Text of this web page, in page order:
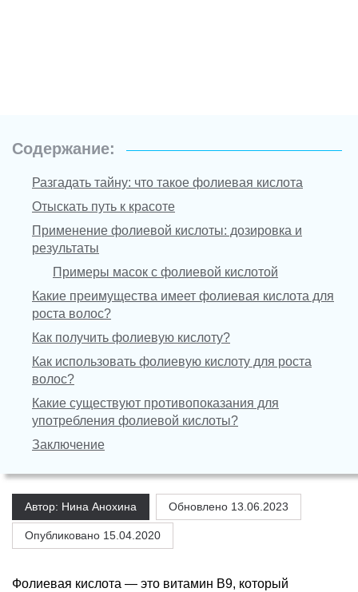
Содержание:
Разгадать тайну: что такое фолиевая кислота
Отыскать путь к красоте
Применение фолиевой кислоты: дозировка и
результаты
Примеры масок с фолиевой кислотой
Какие преимущества имеет фолиевая кислота для
роста волос?
Как получить фолиевую кислоту?
Как использовать фолиевую кислоту для роста
волос?
Какие существуют противопоказания для
употребления фолиевой кислоты?
Заключение
Автор: Нина Анохина Обновлено 13.06.2023
Опубликовано 15.04.2020
Фолиевая кислота — это витамин B9, который